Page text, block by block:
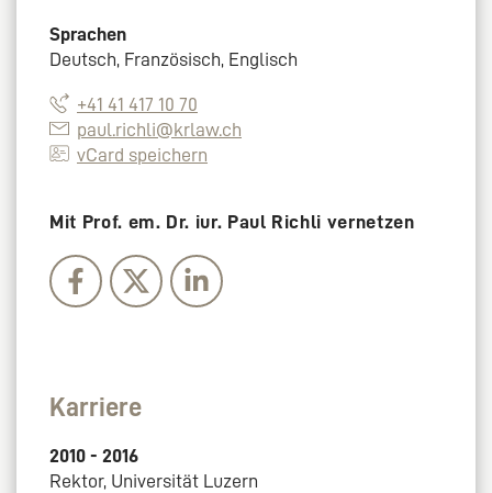
Karriere
2010 - 2016
Rektor, Universität Luzern
Sprachen
Deutsch, Französisch, Englisch
+41 41 417 10 70
paul.richli@krlaw.ch
vCard speichern
Mit Prof. em. Dr. iur. Paul Richli vernetzen